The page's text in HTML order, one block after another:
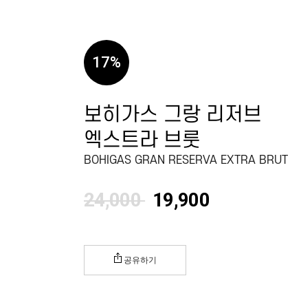
17%
보히가스 그랑 리저브
엑스트라 브룻
BOHIGAS GRAN RESERVA EXTRA BRUT
24,000 19,900
공유하기